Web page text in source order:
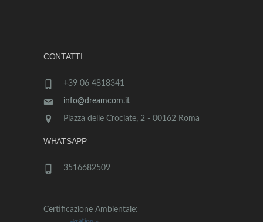
CONTATTI
+39 06 4818341
info@dreamcom.it
Piazza delle Crociate, 2 - 00162 Roma
WHATSAPP
3516682509
Certificazione Ambientale: